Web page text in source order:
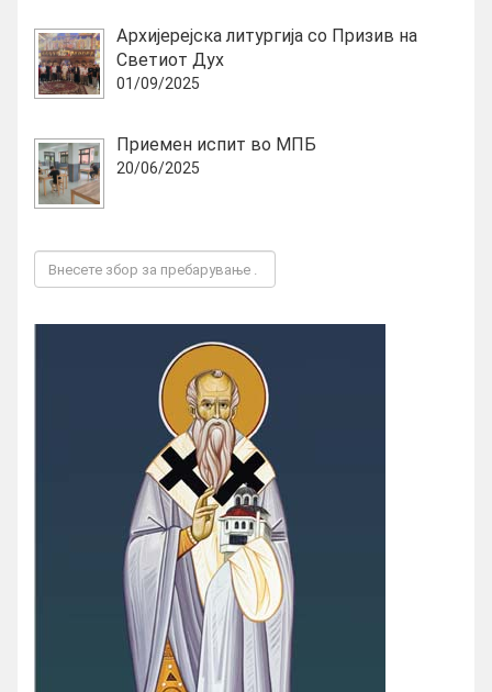
Архијерејска литургија со Призив на
Светиот Дух
01/09/2025
Приемен испит во МПБ
20/06/2025